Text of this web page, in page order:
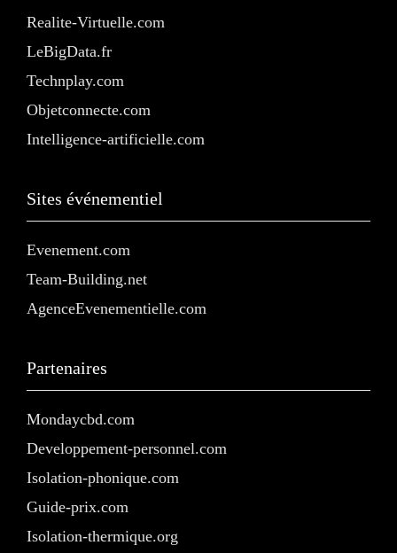
Realite-Virtuelle.com
LeBigData.fr
Technplay.com
Objetconnecte.com
Intelligence-artificielle.com
Sites événementiel
Evenement.com
Team-Building.net
AgenceEvenementielle.com
Partenaires
Mondaycbd.com
Developpement-personnel.com
Isolation-phonique.com
Guide-prix.com
Isolation-thermique.org